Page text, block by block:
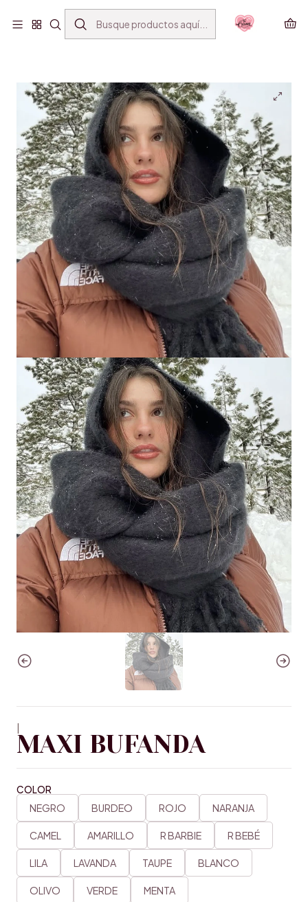
ENVÍO GRATIS SANTIAGO(*) POR COMPRAS SOBRE$39.990
Inicio ACCESORIOS MAXI BUFANDA
MAXI BUFANDA
COLOR
NEGRO BURDEO ROJO NARANJA
CAMEL AMARILLO R BARBIE R BEBÉ
LILA LAVANDA TAUPE BLANCO
OLIVO VERDE MENTA